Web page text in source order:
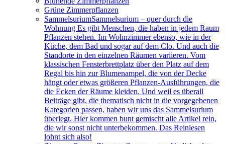
Grüne Zimmerpflanzen
Sam­mel­su­ri­umSammelsurium – quer durch die
Wohnung Es gibt Menschen, die haben in jedem Raum
Pflanzen stehen. Im Wohnzimmer ebenso, wie in der
Küche, dem Bad und sogar auf dem Clo. Und auch die
Standorte in den einzelnen Räumen variieren. Vom
klassischen Fensterbrettplatz über den Platz auf dem
Regal bis hin zur Blumenampel, die von der Decke
hängt oder etwas größeren Pflanzen-Ausführungen, die
die Ecken der Räume kleiden. Und weil es überall
Beiträge gibt, die thematisch nicht in die vorgegebenen
Kategorien passen, haben wir uns das Sammelsurium
überlegt. Hier kommen bunt gemischt alle Artikel rein,
die wir sonst nicht unterbekommen. Das Reinlesen
lohnt sich also!